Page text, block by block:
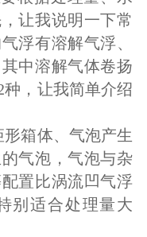
让我说明一下常
浮有溶解气浮、
中溶解气体卷扬
，让我简单介绍
箱体、气泡产生
气泡，气泡与杂
置比涡流凹气浮
别适合处理量大